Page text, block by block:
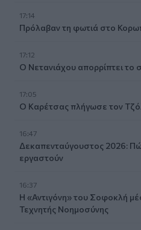
17:14
Πρόλαβαν τη φωτιά στο
17:12
Ο Νετανιάχου απορρίπτει το
17:05
Ο Καρέτσας πλήγωσε τον
16:47
Δεκαπενταύγουστος 2026:
εργαστούν
16:37
Η «Αντιγόνη» του Σοφοκλή
Τεχνητής Νοημοσύνης